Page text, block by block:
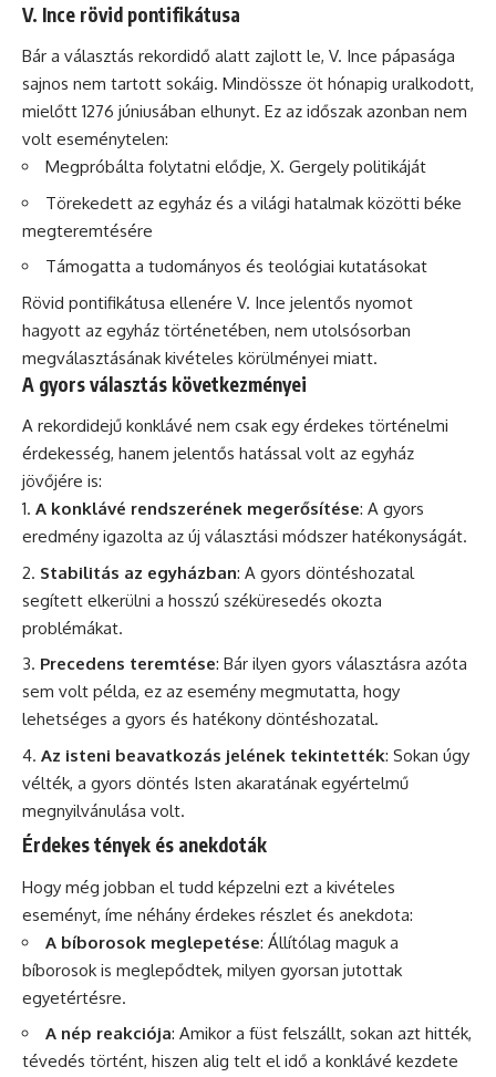
V. Ince rövid pontifikátusa
Bár a választás rekordidő alatt zajlott le, V. Ince pápasága
sajnos nem tartott sokáig. Mindössze öt hónapig uralkodott,
mielőtt 1276 júniusában elhunyt. Ez az időszak azonban nem
volt eseménytelen:
Megpróbálta folytatni elődje, X. Gergely politikáját
Törekedett az egyház és a világi hatalmak közötti béke
megteremtésére
Támogatta a tudományos és teológiai kutatásokat
Rövid pontifikátusa ellenére V. Ince jelentős nyomot
hagyott az egyház történetében, nem utolsósorban
megválasztásának kivételes körülményei miatt.
A gyors választás következményei
A rekordidejű konklávé nem csak egy érdekes történelmi
érdekesség, hanem jelentős hatással volt az egyház
jövőjére is:
A konklávé rendszerének megerősítése: A gyors
eredmény igazolta az új választási módszer hatékonyságát.
Stabilitás az egyházban: A gyors döntéshozatal
segített elkerülni a hosszú széküresedés okozta
problémákat.
Precedens teremtése: Bár ilyen gyors választásra azóta
sem volt példa, ez az esemény megmutatta, hogy
lehetséges a gyors és hatékony döntéshozatal.
Az isteni beavatkozás jelének tekintették: Sokan úgy
vélték, a gyors döntés Isten akaratának egyértelmű
megnyilvánulása volt.
Érdekes tények és anekdoták
Hogy még jobban el tudd képzelni ezt a kivételes
eseményt, íme néhány érdekes részlet és anekdota:
A bíborosok meglepetése: Állítólag maguk a
bíborosok is meglepődtek, milyen gyorsan jutottak
egyetértésre.
A nép reakciója: Amikor a füst felszállt, sokan azt hitték,
tévedés történt, hiszen alig telt el idő a konklávé kezdete